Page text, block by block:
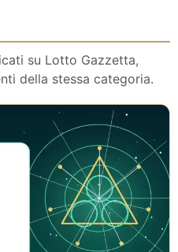
su Lotto Gazzetta,
della stessa categoria.